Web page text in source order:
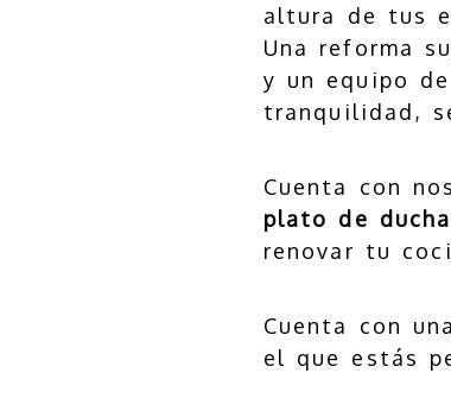
altura de tus
Una reforma
y un equipo
tranquilidad,
Cuenta con
plato de ducha
renovar tu
Cuenta con
el que estás